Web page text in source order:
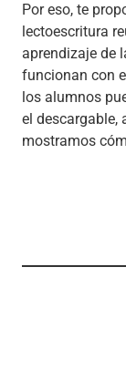
Por eso, te
lectoescritura
aprendizaje de
funcionan con
los alumnos
el descargable,
mostramos